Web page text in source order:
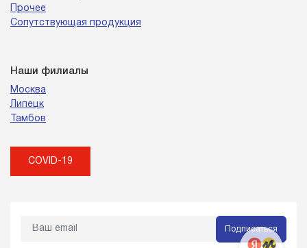
Прочее
Сопутствующая продукция
Наши филиалы
Москва
Липецк
Тамбов
COVID-19
Подписаться